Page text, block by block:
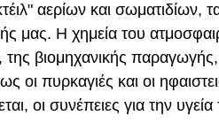
αερίων και σωματιδίων,
μας. Η χημεία του
της βιομηχανικής
οι πυρκαγιές και οι
οι συνέπειες για την